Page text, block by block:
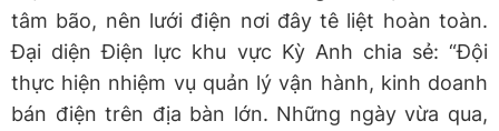
tâm bão, nên lưới điện nơi đây tê liệt hoàn toàn.
Đại diện Điện lực khu vực Kỳ Anh chia sẻ: “Đội
thực hiện nhiệm vụ quản lý vận hành, kinh doanh
bán điện trên địa bàn lớn. Những ngày vừa qua,